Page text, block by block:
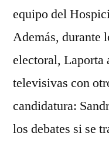
equipo del
Además, durante
electoral, Laporta
televisivas con
candidatura:
los debates si se